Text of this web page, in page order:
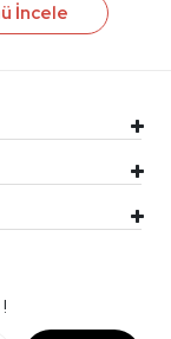
İncele